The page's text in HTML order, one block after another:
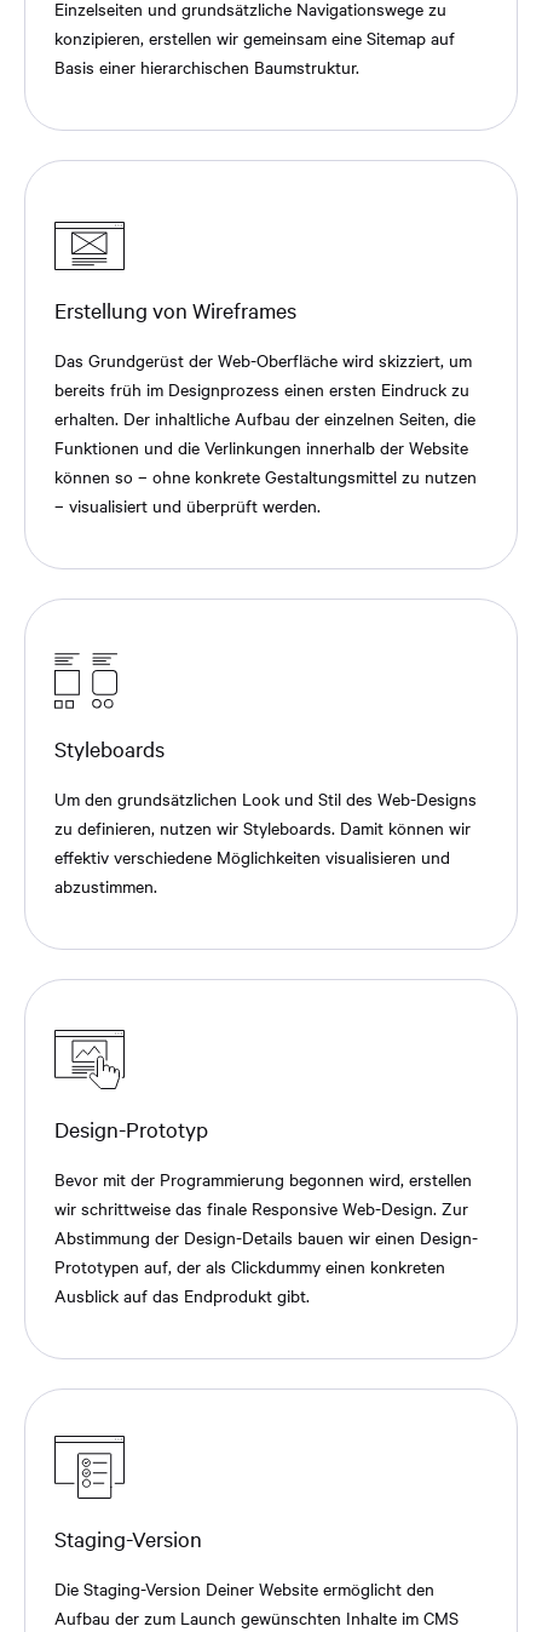
Einzelseiten und grundsätzliche Navigationswege zu
konzipieren, erstellen wir gemeinsam eine Sitemap auf
Basis einer hierarchischen Baumstruktur.
Erstellung von Wireframes
Das Grundgerüst der Web-Oberfläche wird skizziert, um
bereits früh im Designprozess einen ersten Eindruck zu
erhalten. Der inhaltliche Aufbau der einzelnen Seiten, die
Funktionen und die Verlinkungen innerhalb der Website
können so – ohne konkrete Gestaltungsmittel zu nutzen
– visualisiert und überprüft werden.
Styleboards
Um den grundsätzlichen Look und Stil des Web-Designs
zu definieren, nutzen wir Styleboards. Damit können wir
effektiv verschiedene Möglichkeiten visualisieren und
abzustimmen.
Design-Prototyp
Bevor mit der Programmierung begonnen wird, erstellen
wir schrittweise das finale Responsive Web-Design. Zur
Abstimmung der Design-Details bauen wir einen Design-
Prototypen auf, der als Clickdummy einen konkreten
Ausblick auf das Endprodukt gibt.
Staging-Version
Die Staging-Version Deiner Website ermöglicht den
Aufbau der zum Launch gewünschten Inhalte im CMS